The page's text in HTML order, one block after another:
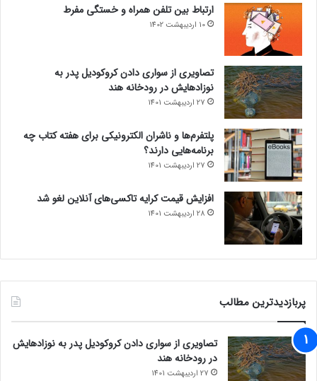
ارتباط بین تلفن همراه و خستگی مفرط
10 اردیبهشت 1402
تصاویری از سواری دادن کروکودیل پدر به
نوزادهایش در رودخانه هند
27 اردیبهشت 1401
پلتفرم‌ها و ناشران الکترونیکی برای هفته کتاب چه
برنامه‌هایی دارند؟
27 اردیبهشت 1401
افزایش قیمت کرایه تاکسی‌های آنلاین لغو شد
28 اردیبهشت 1401
پربازدیدترین مطالب
تصاویری از سواری دادن کروکودیل پدر به نوزادهایش
در رودخانه هند
27 اردیبهشت 1401